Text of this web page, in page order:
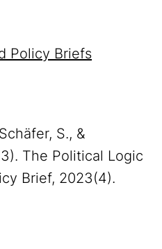
Policy Briefs
S., &
The Political Logic
Brief, 2023(4).